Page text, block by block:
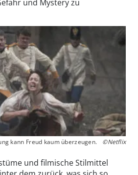
und Mystery zu
kann Freud kaum überzeugen. ©Netflix
und filmische Stilmittel